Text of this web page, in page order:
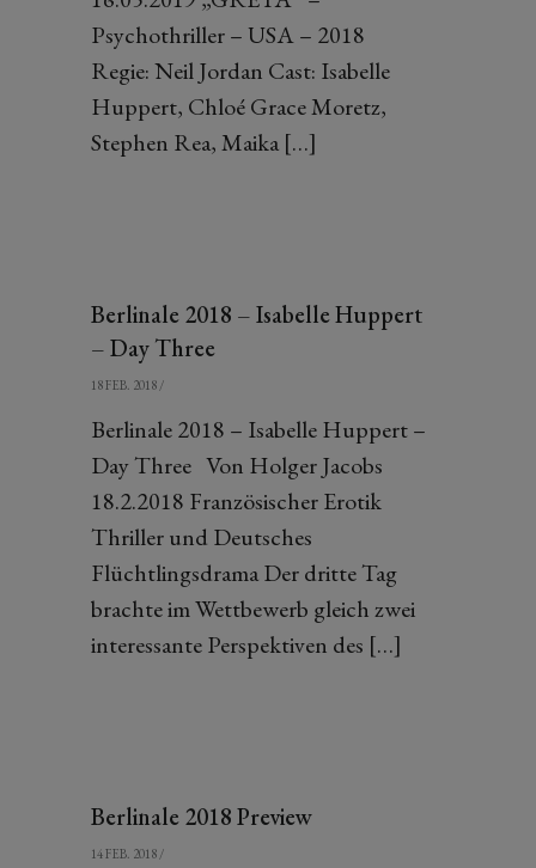
Psychothriller – USA – 2018
Regie: Neil Jordan Cast: Isabelle
Huppert, Chloé Grace Moretz,
Stephen Rea, Maika […]
Berlinale 2018 – Isabelle Huppert
– Day Three
18 FEB. 2018 /
Berlinale 2018 – Isabelle Huppert –
Day Three Von Holger Jacobs
18.2.2018 Französischer Erotik
Thriller und Deutsches
Flüchtlingsdrama Der dritte Tag
brachte im Wettbewerb gleich zwei
interessante Perspektiven des […]
Berlinale 2018 Preview
14 FEB. 2018 /